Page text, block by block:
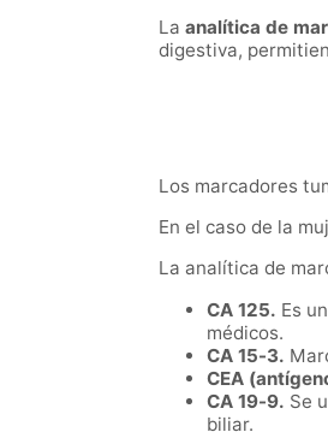
La analítica de
digestiva,
Los marcadores
En el caso de la
La analítica de
CA 125. Es
médicos.
CA 15-3.
CEA
CA 19-9. Se
biliar.